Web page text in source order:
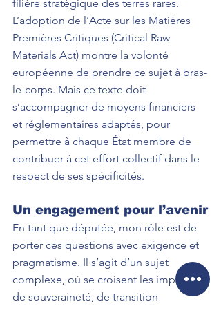
filière stratégique des terres rares.
L’adoption de l’Acte sur les Matières
Premières Critiques (Critical Raw
Materials Act) montre la volonté
européenne de prendre ce sujet à bras-
le-corps. Mais ce texte doit
s’accompagner de moyens financiers
et réglementaires adaptés, pour
permettre à chaque État membre de
contribuer à cet effort collectif dans le
respect de ses spécificités.
Un engagement pour l’avenir
En tant que députée, mon rôle est de
porter ces questions avec exigence et
pragmatisme. Il s’agit d’un sujet
complexe, où se croisent les impératifs
de souveraineté, de transition